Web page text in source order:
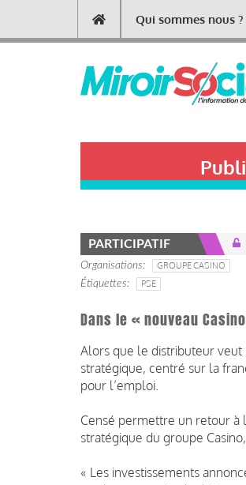
contenu
Main
navigation
Qui sommes nous ?
PARTICIPATIF
Organisations
GROUPE CASINO
Étiquettes
PSE
Dans le « nouveau
Alors que le distributeur veut
stratégique, centré sur la
pour l’emploi.
Censé permettre un retour à
stratégique du groupe
« Les investissements